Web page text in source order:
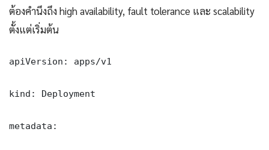
ต้องคำนึงถึง high availability, fault tolerance และ scalability
ตั้งแต่เริ่มต้น
apiVersion: apps/v1
kind: Deployment
metadata: